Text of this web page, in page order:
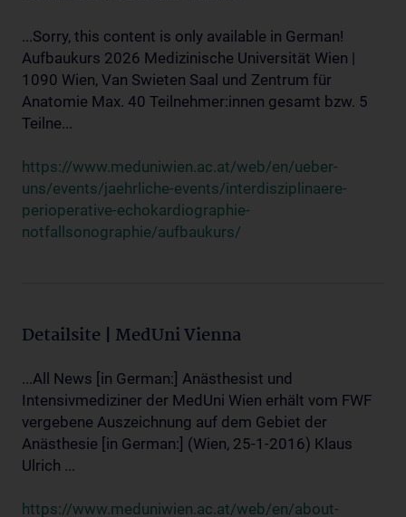
...Sorry, this content is only available in German!
Aufbaukurs 2026 Medizinische Universität Wien |
1090 Wien, Van Swieten Saal und Zentrum für
Anatomie Max. 40 Teilnehmer:innen gesamt bzw. 5
Teilne...
https://www.meduniwien.ac.at/web/en/ueber-
uns/events/jaehrliche-events/interdisziplinaere-
perioperative-echokardiographie-
notfallsonographie/aufbaukurs/
Detailsite | MedUni Vienna
...All News [in German:] Anästhesist und
Intensivmediziner der MedUni Wien erhält vom FWF
vergebene Auszeichnung auf dem Gebiet der
Anästhesie [in German:] (Wien, 25-1-2016) Klaus
Ulrich ...
https://www.meduniwien.ac.at/web/en/about-